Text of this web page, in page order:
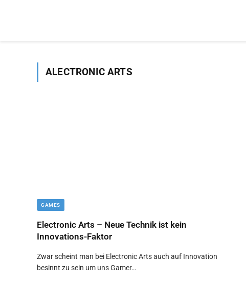
ALECTRONIC ARTS
GAMES
Electronic Arts – Neue Technik ist kein
Innovations-Faktor
Zwar scheint man bei Electronic Arts auch auf Innovation
besinnt zu sein um uns Gamer…